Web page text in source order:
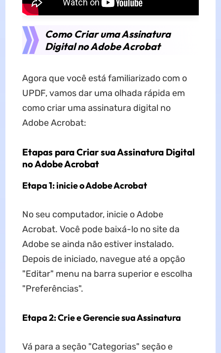
Como Criar uma Assinatura
Digital no Adobe Acrobat
Agora que você está familiarizado com o
UPDF, vamos dar uma olhada rápida em
como criar uma assinatura digital no
Adobe Acrobat:
Etapas para Criar sua Assinatura Digital
no Adobe Acrobat
Etapa 1: inicie o Adobe Acrobat
No seu computador, inicie o Adobe
Acrobat. Você pode baixá-lo no site da
Adobe se ainda não estiver instalado.
Depois de iniciado, navegue até a opção
"Editar" menu na barra superior e escolha
"Preferências".
Etapa 2: Crie e Gerencie sua Assinatura
Vá para a seção "Categorias" seção e